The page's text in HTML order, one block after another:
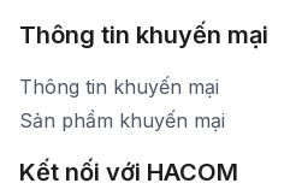
Thông tin khuyến mại
Thông tin khuyến mại
Sản phẩm khuyến mại
Kết nối với HACOM